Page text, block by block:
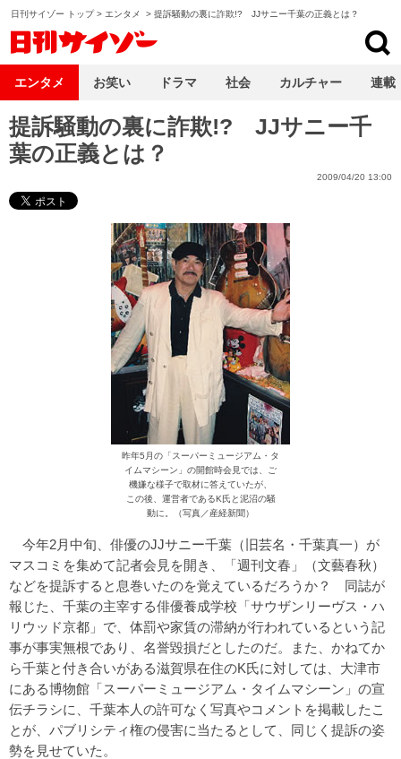
日刊サイゾー トップ> エンタメ > 提訴騒動の裏に詐欺!? JJサニー千葉の正義とは？
提訴騒動の裏に詐欺!? JJサニー千
葉の正義とは？
2009/04/20 13:00
昨年5月の「スーパーミュージアム・タ
イムマシーン」の開館時会見では、ご
機嫌な様子で取材に答えていたが、
この後、運営者であるK氏と泥沼の騒
動に。（写真／産経新聞）
今年2月中旬、俳優のJJサニー千葉（旧芸名・千葉真一）が
マスコミを集めて記者会見を開き、「週刊文春」（文藝春秋）
などを提訴すると息巻いたのを覚えているだろうか？ 同誌が
報じた、千葉の主宰する俳優養成学校「サウザンリーヴス・ハ
リウッド京都」で、体罰や家賃の滞納が行われているという記
事が事実無根であり、名誉毀損だとしたのだ。また、かねてか
ら千葉と付き合いがある滋賀県在住のK氏に対しては、大津市
にある博物館「スーパーミュージアム・タイムマシーン」の宣
伝チラシに、千葉本人の許可なく写真やコメントを掲載したこ
とが、パブリシティ権の侵害に当たるとして、同じく提訴の姿
勢を見せていた。
エンタメ お笑い ドラマ 社会 カルチャー 連載